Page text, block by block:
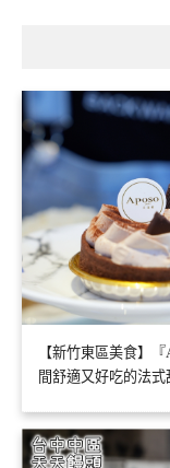
【新竹東區美食】
間舒適又好吃的法